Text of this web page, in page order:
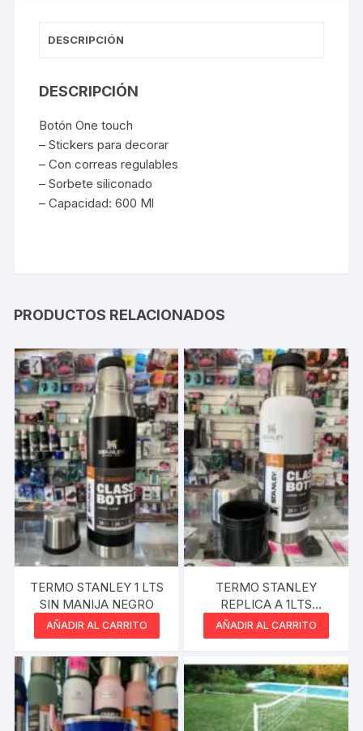
DESCRIPCIÓN
DESCRIPCIÓN
Botón One touch
– Stickers para decorar
– Con correas regulables
– Sorbete siliconado
– Capacidad: 600 Ml
PRODUCTOS RELACIONADOS
TERMO STANLEY 1 LTS
SIN MANIJA NEGRO
AÑADIR AL CARRITO
TERMO STANLEY
REPLICA A 1LTS
BLANCO
AÑADIR AL CARRITO